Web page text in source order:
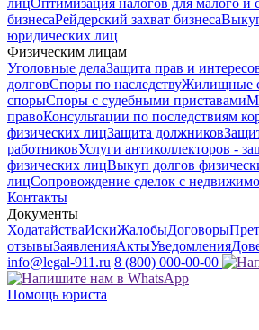
лицОптимизация налогов для малого и
бизнесаРейдерский захват бизнеса
юридических лиц
Физическим лицам
Уголовные делаЗащита прав и
долговСпоры по наследствуЖилищные
спорыСпоры с судебными приставами
правоКонсультации по последствиям
физических лицЗащита должников
работниковУслуги антиколлекторов -
физических лицВыкуп долгов
лицСопровождение сделок с
Контакты
Документы
ХодатайстваИскиЖалобыДоговоры
отзывыЗаявленияАктыУведомления
info@legal-911.ru 8 (800) 000-00-00
Помощь юриста